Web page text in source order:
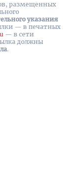
размещенных
указания
— в печатных
— в сети
должны
.